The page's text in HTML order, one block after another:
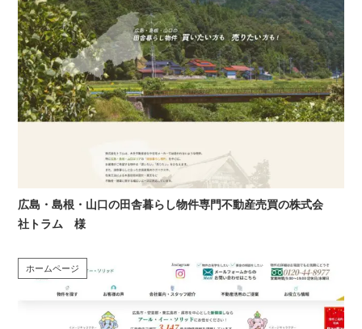
広島・島根・山口の田舎暮らし物件専門不動産売買の株式会
社トラム 様
ホームページ